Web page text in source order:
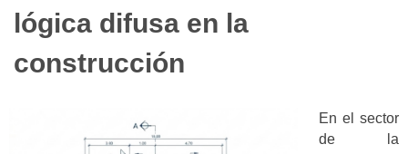
lógica difusa en la
construcción
En el sector
de la